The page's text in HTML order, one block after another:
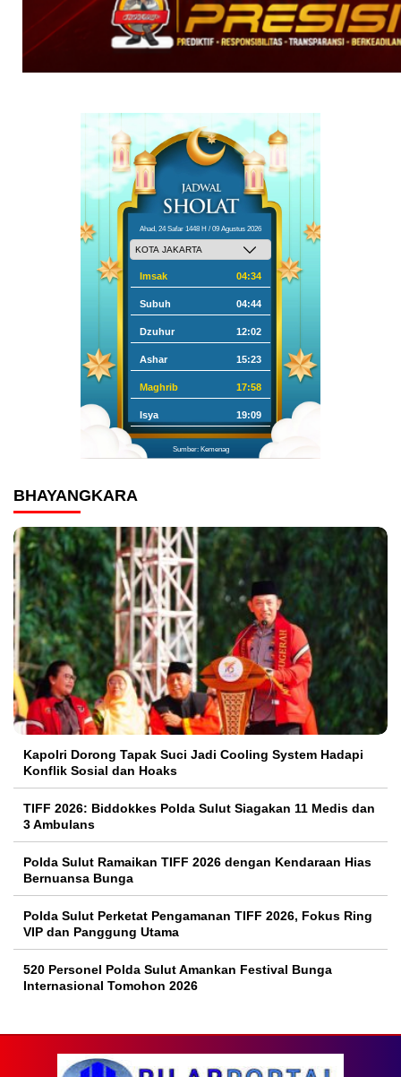
Ahad, 24 Safar 1448 H / 09 Agustus 2026
Imsak 04:34
Subuh 04:44
Dzuhur 12:02
Ashar 15:23
Maghrib 17:58
Isya 19:09
Sumber: Kemenag
BHAYANGKARA
Kapolri Dorong Tapak Suci Jadi Cooling System Hadapi
Konflik Sosial dan Hoaks
TIFF 2026: Biddokkes Polda Sulut Siagakan 11 Medis dan
3 Ambulans
Polda Sulut Ramaikan TIFF 2026 dengan Kendaraan Hias
Bernuansa Bunga
Polda Sulut Perketat Pengamanan TIFF 2026, Fokus Ring
VIP dan Panggung Utama
520 Personel Polda Sulut Amankan Festival Bunga
Internasional Tomohon 2026